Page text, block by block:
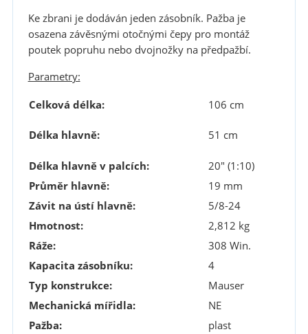
Ke zbrani je dodáván jeden zásobník. Pažba je
osazena závěsnými otočnými čepy pro montáž
poutek popruhu nebo dvojnožky na předpažbí.
Parametry:
Celková délka:
106 cm
Délka hlavně: 51 cm
Délka hlavně v palcích:
20" (1:10)
Průměr hlavně:
19 mm
Závit na ústí hlavně:
5/8-24
Hmotnost:
2,812 kg
Ráže:
308 Win.
Kapacita zásobníku:
4
Typ konstrukce:
Mauser
Mechanická mířidla:
NE
Pažba:
plast